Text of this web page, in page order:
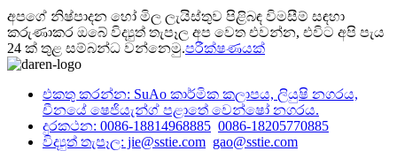
අපගේ නිෂ්පාදන හෝ මිල ලැයිස්තුව පිළිබඳ විමසීම් සඳහා
කරුණාකර ඔබේ විද්‍යුත් තැපෑල අප වෙත එවන්න, එවිට අපි පැය
24 ක් තුළ සම්බන්ධ වන්නෙමු.පරීක්ෂණයක්
එකතු කරන්න: SuAo කාර්මික කලාපය, ලියුෂි නගරය,
චීනයේ ෂෙජියැන්ග් පළාතේ වෙන්ෂෝ නගරය.
දුරකථන: 0086-18814968885 0086-18205770885
විද්‍යුත් තැපෑල: jie@sstie.com gao@sstie.com